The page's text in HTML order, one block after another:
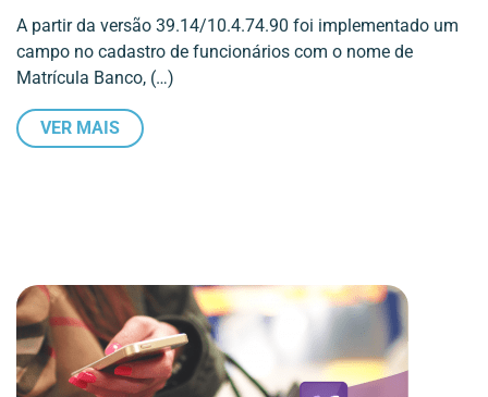
A partir da versão 39.14/10.4.74.90 foi implementado um
campo no cadastro de funcionários com o nome de
Matrícula Banco, (…)
VER MAIS